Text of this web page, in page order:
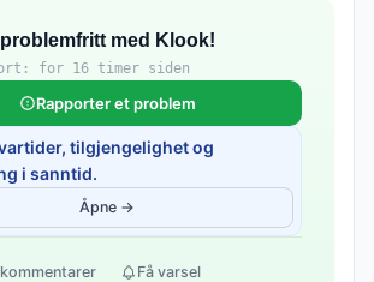
med Klook!
for 16 timer siden
Rapporter et problem
tilgjengelighet og
i sanntid.
Åpne →
Få varsel